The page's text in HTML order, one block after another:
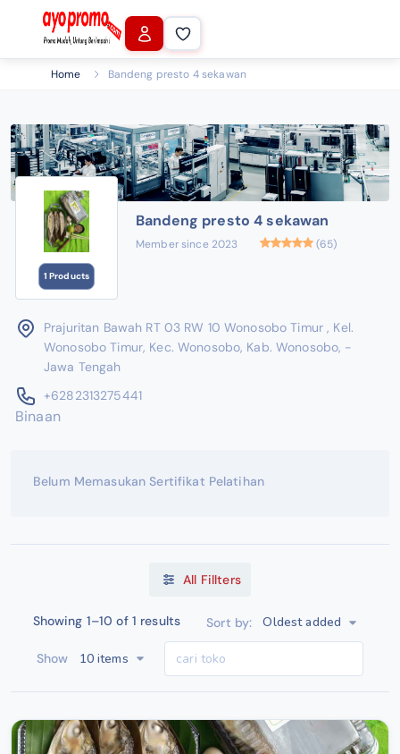
Home Bandeng presto 4 sekawan
1 Products
Bandeng presto 4 sekawan
Member since 2023 (65)
Prajuritan Bawah RT 03 RW 10 Wonosobo Timur , Kel.
Wonosobo Timur, Kec. Wonosobo, Kab. Wonosobo, -
Jawa Tengah
+6282313275441
Binaan
Belum Memasukan Sertifikat Pelatihan
All Fillters
Showing 1–10 of 1 results Sort by: Oldest added
Show 10 items